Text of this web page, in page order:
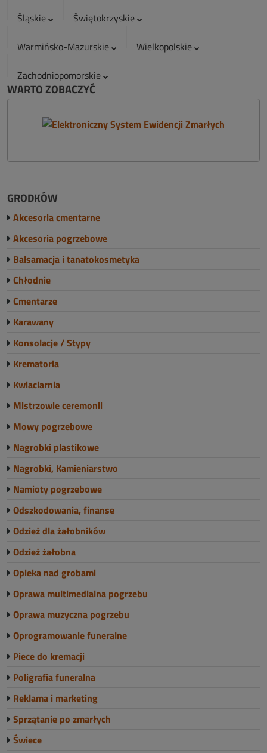
Śląskie
Świętokrzyskie
Warmińsko-Mazurskie
Wielkopolskie
Zachodniopomorskie
WARTO ZOBACZYĆ
GRODKÓW
Akcesoria cmentarne
Akcesoria pogrzebowe
Balsamacja i tanatokosmetyka
Chłodnie
Cmentarze
Karawany
Konsolacje / Stypy
Krematoria
Kwiaciarnia
Mistrzowie ceremonii
Mowy pogrzebowe
Nagrobki plastikowe
Nagrobki, Kamieniarstwo
Namioty pogrzebowe
Odszkodowania, finanse
Odzież dla żałobników
Odzież żałobna
Opieka nad grobami
Oprawa multimedialna pogrzebu
Oprawa muzyczna pogrzebu
Oprogramowanie funeralne
Piece do kremacji
Poligrafia funeralna
Reklama i marketing
Sprzątanie po zmarłych
Świece